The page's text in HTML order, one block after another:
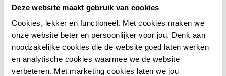
Deze website maakt gebruik van cookies
Cookies, lekker en functioneel. Met cookies maken we
onze website beter en persoonlijker voor jou. Denk aan
noodzakelijke cookies die de website goed laten werken
en analytische cookies waarmee we de website
verbeteren. Met marketing cookies laten we jou